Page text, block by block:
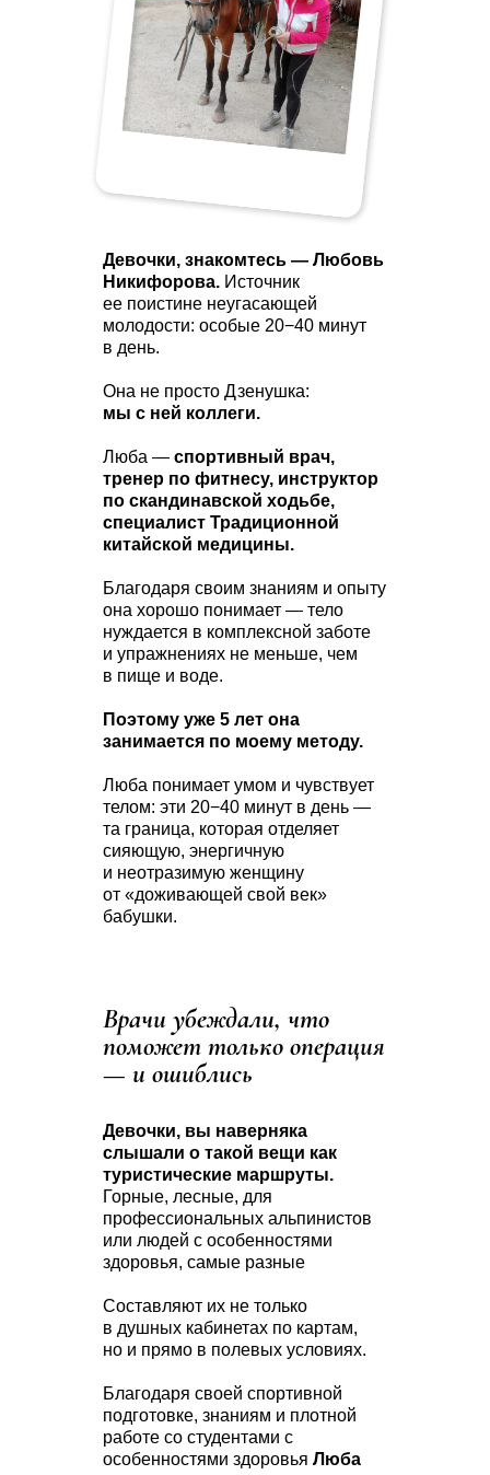
Девочки, вы наверняка
слышали о такой вещи как
туристические маршруты.
Горные, лесные, для
профессиональных альпинистов
или людей с особенностями
здоровья, самые разные
Составляют их не только
в душных кабинетах по картам,
но и прямо в полевых условиях.
Благодаря своей спортивной
подготовке, знаниям и плотной
работе со студентами с
особенностями здоровья Люба
Врачи убеждали, что
поможет только операция
— и ошиблись
Девочки, знакомтесь — Любовь
Никифорова. Источник
ее поистине неугасающей
молодости: особые 20−40 минут
в день.
Она не просто Дзенушка:
мы с ней коллеги.
Люба — спортивный врач,
тренер по фитнесу, инструктор
по скандинавской ходьбе,
специалист Традиционной
китайской медицины.
Благодаря своим знаниям и опыту
она хорошо понимает — тело
нуждается в комплексной заботе
и упражнениях не меньше, чем
в пище и воде.
Поэтому уже 5 лет она
занимается по моему методу.
Люба понимает умом и чувствует
телом: эти 20−40 минут в день —
та граница, которая отделяет
сияющую, энергичную
и неотразимую женщину
от «доживающей свой век»
бабушки.